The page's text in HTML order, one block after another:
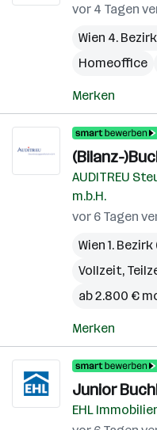
vor 4 Tagen
Wien 4.
Homeoffice
Merken
(Bilanz-
AUDITREU
m.b.H.
vor 6 Tagen
Wien 1.
Vollzeit,
ab 2.800 €
Merken
Junior
EHL